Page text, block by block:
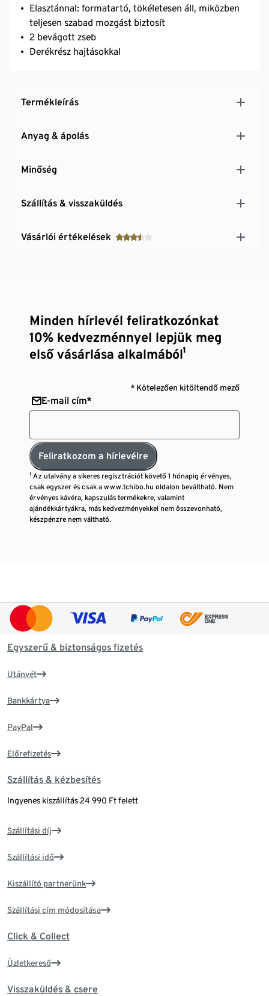
Elasztánnal: formatartó, tökéletesen áll, miközben
teljesen szabad mozgást biztosít
2 bevágott zseb
Derékrész hajtásokkal
Termékleírás
Anyag & ápolás
Minőség
Szállítás & visszaküldés
Vásárlói értékelések
Minden hírlevél feliratkozónkat
10% kedvezménnyel lepjük meg
első vásárlása alkalmából¹
* Kötelezően kitöltendő mező
E-mail cím*
Feliratkozom a hírlevélre
¹ Az utalvány a sikeres regisztrációt követő 1 hónapig érvényes,
csak egyszer és csak a www.tchibo.hu oldalon beváltható. Nem
érvényes kávéra, kapszulás termékekre, valamint
ajándékkártyákra, más kedvezményekkel nem összevonható,
készpénzre nem váltható.
Egyszerű & biztonságos fizetés
Utánvét
Bankkártya
PayPal
Előrefizetés
Szállítás & kézbesítés
Ingyenes kiszállítás 24 990 Ft felett
Szállítási díj
Szállítási idő
Kiszállító partnerünk
Szállítási cím módosítása
Click & Collect
Üzletkereső
Visszaküldés & csere